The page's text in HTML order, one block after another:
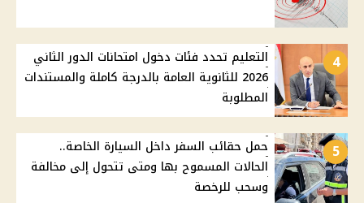
4
التعليم تحدد فئات دخول امتحانات الدور الثاني
2026 للثانوية العامة بالدرجة كاملة والمستندات
المطلوبة
5
حمل حقائب السفر داخل السيارة الخاصة..
الحالات المسموح بها ومتى تتحول إلى مخالفة
وسحب للرخصة